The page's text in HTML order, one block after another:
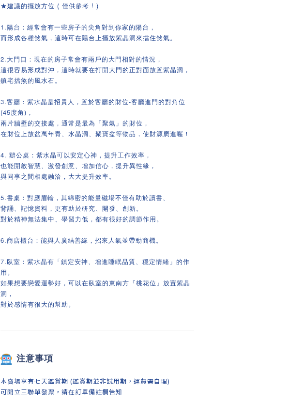
★建議的擺放方位 ( 僅供參考 ! )
1.陽台：經常會有一些房子的尖角對到你家的陽台，
而形成各種煞氣，這時可在陽台上擺放紫晶洞來擋住煞氣。
2.大門口：現在的房子常會有兩戶的大門相對的情況，
這很容易形成對沖，這時就要在打開大門的正對面放置紫晶洞，
鎮宅擋煞的風水石。
3.客廳：紫水晶是招貴人，置於客廳的財位-客廳進門的對角位
(45度角)，
兩片牆壁的交接處，通常是最為「聚氣」的財位，
在財位上放盆萬年青、水晶洞、聚寶盆等物品，使財源廣進喔！
4. 辦公桌：紫水晶可以安定心神，提升工作效率，
也能開啟智慧、激發創意、增加信心，提升異性緣，
與同事之間相處融洽，大大提升效率。
5.書桌：對應眉輪，其綿密的能量磁場不僅有助於讀書、
背誦、記憶資料，更有助於研究、開發、創新。
對於精神無法集中、學習力低，都有很好的調節作用。
6.商店櫃台：能與人廣結善緣，招來人氣並帶動商機。
7.臥室：紫水晶有「鎮定安神、增進睡眠品質、穩定情緒」的作
用。
如果想要戀愛運勢好，可以在臥室的東南方『桃花位』放置紫晶
洞，
對於感情有很大的幫助。
注意事項
本賣場享有七天鑑賞期 (鑑賞期並非試用期，運費需自理)
可開立三聯單發票，請在訂單備註欄告知